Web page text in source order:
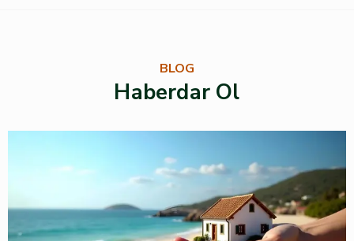
BLOG
Haberdar Ol